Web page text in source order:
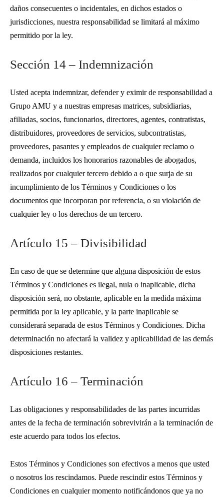
daños consecuentes o incidentales, en dichos estados o
jurisdicciones, nuestra responsabilidad se limitará al máximo
permitido por la ley.
Sección 14 – Indemnización
Usted acepta indemnizar, defender y eximir de responsabilidad a
Grupo AMU y a nuestras empresas matrices, subsidiarias,
afiliadas, socios, funcionarios, directores, agentes, contratistas,
distribuidores, proveedores de servicios, subcontratistas,
proveedores, pasantes y empleados de cualquier reclamo o
demanda, incluidos los honorarios razonables de abogados,
realizados por cualquier tercero debido a o que surja de su
incumplimiento de los Términos y Condiciones o los
documentos que incorporan por referencia, o su violación de
cualquier ley o los derechos de un tercero.
Artículo 15 – Divisibilidad
En caso de que se determine que alguna disposición de estos
Términos y Condiciones es ilegal, nula o inaplicable, dicha
disposición será, no obstante, aplicable en la medida máxima
permitida por la ley aplicable, y la parte inaplicable se
considerará separada de estos Términos y Condiciones. Dicha
determinación no afectará la validez y aplicabilidad de las demás
disposiciones restantes.
Artículo 16 – Terminación
Las obligaciones y responsabilidades de las partes incurridas
antes de la fecha de terminación sobrevivirán a la terminación de
este acuerdo para todos los efectos.
Estos Términos y Condiciones son efectivos a menos que usted
o nosotros los rescindamos. Puede rescindir estos Términos y
Condiciones en cualquier momento notificándonos que ya no